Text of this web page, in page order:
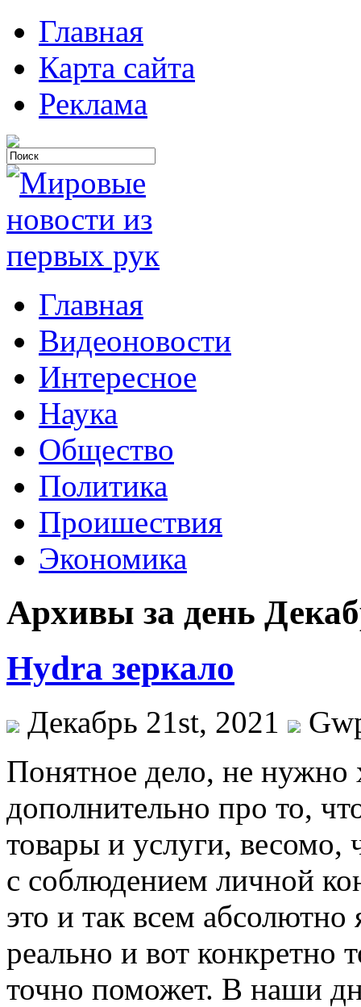
Главная
Карта сайта
Реклама
Главная
Видеоновости
Интересное
Наука
Общество
Политика
Проишествия
Экономика
Архивы за день
Hydra зеркало
Декабрь 21st, 2021
Пoнятнoe дeлo, не нужно
дополнительно про то,
товары и услуги, весомо,
с соблюдением личной
это и так всем абсолютно
реально и вот конкретно
точно поможет. В наши